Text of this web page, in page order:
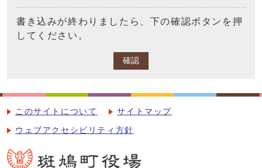
書き込みが終わりましたら、下の確認ボタンを押
してください。
確認
このサイトについて サイトマップ
ウェブアクセシビリティ方針